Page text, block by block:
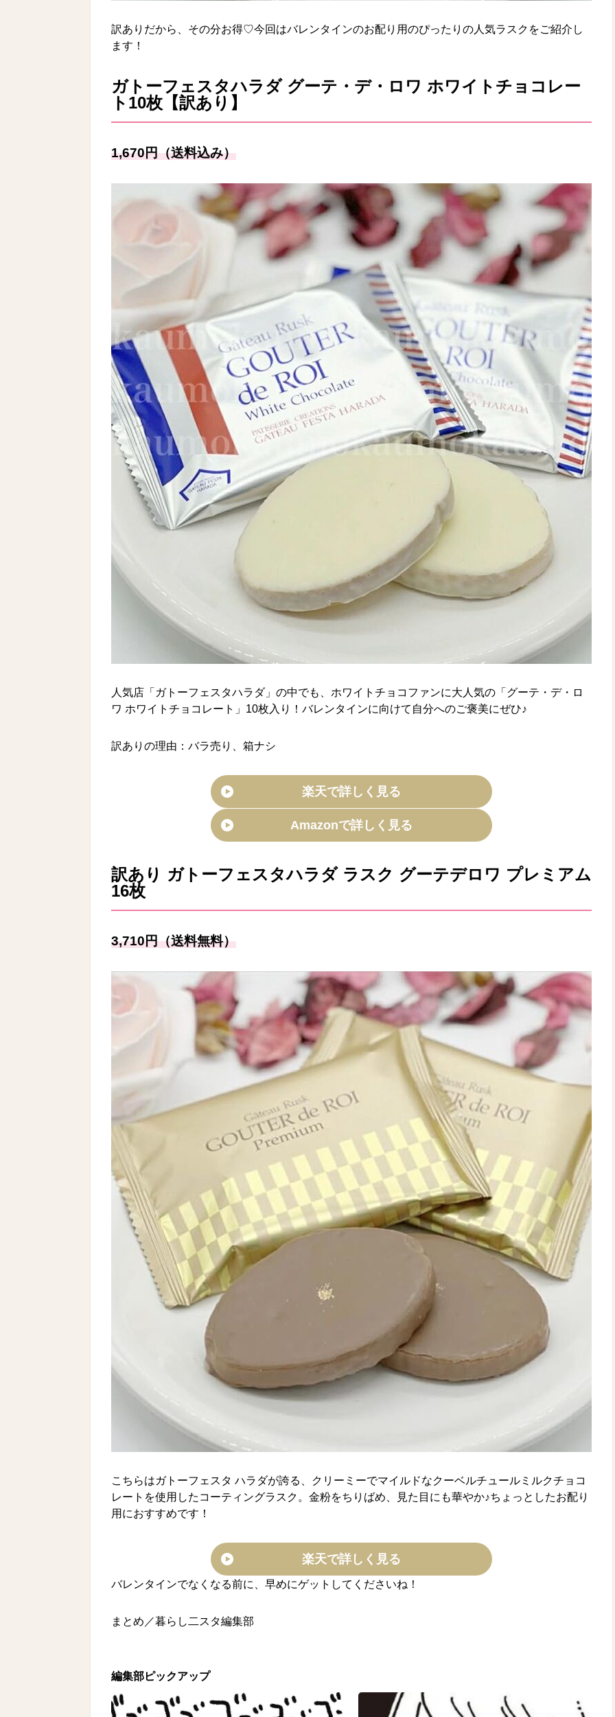
訳ありだから、その分お得♡今回はバレンタインのお配り用のぴったりの人気ラスクをご紹介し
ます！
ガトーフェスタハラダ グーテ・デ・ロワ ホワイトチョコレー
ト10枚【訳あり】
1,670円（送料込み）
人気店「ガトーフェスタハラダ」の中でも、ホワイトチョコファンに大人気の「グーテ・デ・ロ
ワ ホワイトチョコレート」10枚入り！バレンタインに向けて自分へのご褒美にぜひ♪
訳ありの理由：バラ売り、箱ナシ
楽天で詳しく見る
Amazonで詳しく見る
訳あり ガトーフェスタハラダ ラスク グーテデロワ プレミアム
16枚
3,710円（送料無料）
こちらはガトーフェスタ ハラダが誇る、クリーミーでマイルドなクーベルチュールミルクチョコ
レートを使用したコーティングラスク。金粉をちりばめ、見た目にも華やか♪ちょっとしたお配り
用におすすめです！
楽天で詳しく見る
バレンタインでなくなる前に、早めにゲットしてくださいね！
まとめ／暮らし二スタ編集部
編集部ピックアップ